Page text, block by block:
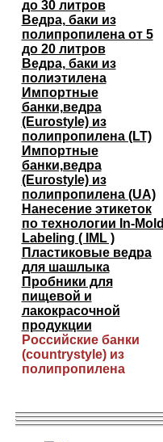
до 30 литров
Ведра, баки из
полипропилена от 5
до 20 литров
Ведра, баки из
полиэтилена
Импортные
банки,ведра
(Eurostyle) из
полипропилена (LT)
Импортные
банки,ведра
(Eurostyle) из
полипропилена (UA)
Нанесение этикеток
по технологии In-Mold
Labeling ( IML )
Пластиковые ведра
для шашлыка
Пробники для
пищевой и
лакокрасочной
продукции
Российские банки
(countrystyle) из
полипропилена